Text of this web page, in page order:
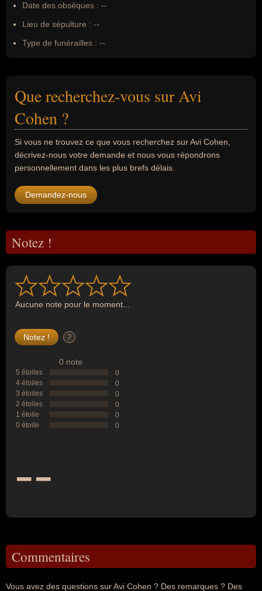
Date des obsèques : --
Lieu de sépulture : --
Type de funérailles : --
Que recherchez-vous sur Avi
Cohen ?
Si vous ne trouvez ce que vous recherchez sur Avi Cohen,
décrivez-nous votre demande et nous vous répondrons
personnellement dans les plus brefs délais.
Demandez-nous
Notez !
Aucune note pour le moment...
?
0 note
5 étoiles
0
4 étoiles
0
3 étoiles
0
2 étoiles
0
1 étoile
0
0 étoile
0
--
Commentaires
Vous avez des questions sur Avi Cohen ? Des remarques ? Des